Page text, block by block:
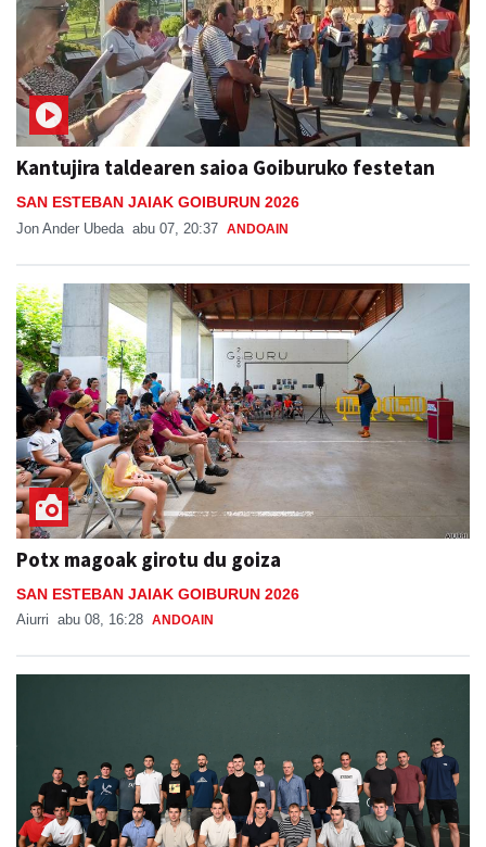
Kantujira taldearen saioa Goiburuko festetan
SAN ESTEBAN JAIAK GOIBURUN 2026
Jon Ander Ubeda abu 07, 20:37 ANDOAIN
Potx magoak girotu du goiza
SAN ESTEBAN JAIAK GOIBURUN 2026
Aiurri abu 08, 16:28 ANDOAIN